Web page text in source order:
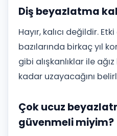
Diş beyazlatma
Hayır, kalıcı değildir.
bazılarında birkaç yıl
gibi alışkanlıklar ile
kadar uzayacağını
Çok ucuz
güvenmeli miyim?